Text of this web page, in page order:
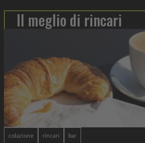
Il meglio di rincari
colazione rincari bar